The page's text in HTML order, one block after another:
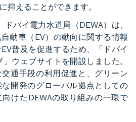
抑えることができます。
ドバイ電力水道局（DEWA）は、
動車（EV）の動向に関する情報
普及を促進するため、「ドバイ
ウェブサイトを開設しました。
通手段の利用促進と、グリーン
開発のグローバル拠点としての
向けたDEWAの取り組みの一環で